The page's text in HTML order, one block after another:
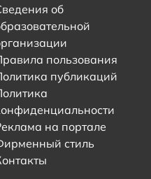
об
пользования
публикаций
на портале
стиль